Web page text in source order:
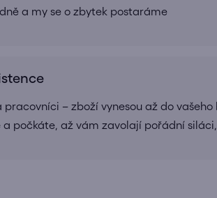
a my se o zbytek postaráme
pracovníci – zboží vynesou až do
počkáte, až vám zavolají pořádní